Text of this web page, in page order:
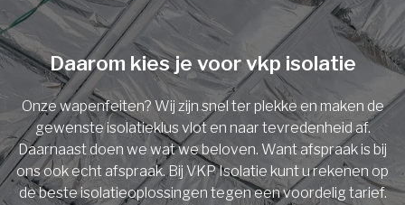
Spouwisolatie
Vloerisolatie
Dakisolatie
Gevelisolatie
Vul uw gegevens in en ontvang nu direct uw
berekening per mail.
Voornaam
Daarom kies je voor vkp isolatie
Onze wapenfeiten? Wij zijn snel ter plekke en maken de
gewenste isolatieklus vlot en naar tevredenheid af.
Daarnaast doen we wat we beloven. Want afspraak is bij
ons ook echt afspraak. Bij VKP Isolatie kunt u rekenen op
de beste isolatieoplossingen tegen een voordelig tarief.